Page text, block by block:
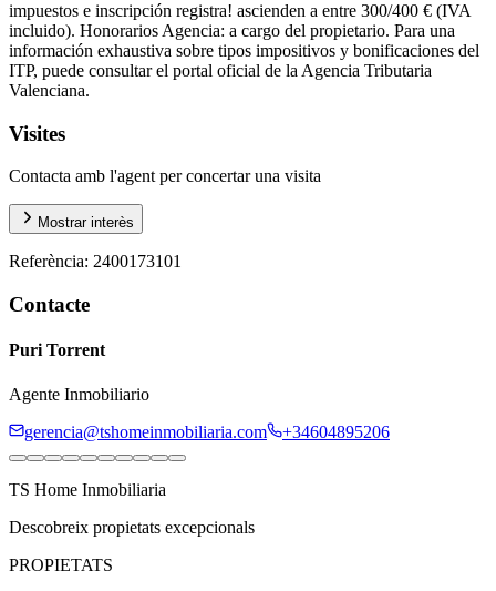
impuestos e inscripción registra! ascienden a entre 300/400 € (IVA
incluido). Honorarios Agencia: a cargo del propietario. Para una
información exhaustiva sobre tipos impositivos y bonificaciones del
ITP, puede consultar el portal oficial de la Agencia Tributaria
Valenciana.
Visites
Contacta amb l'agent per concertar una visita
Mostrar interès
Referència: 2400173101
Contacte
Puri Torrent
Agente Inmobiliario
gerencia@tshomeinmobiliaria.com
+34604895206
TS Home Inmobiliaria
Descobreix propietats excepcionals
PROPIETATS